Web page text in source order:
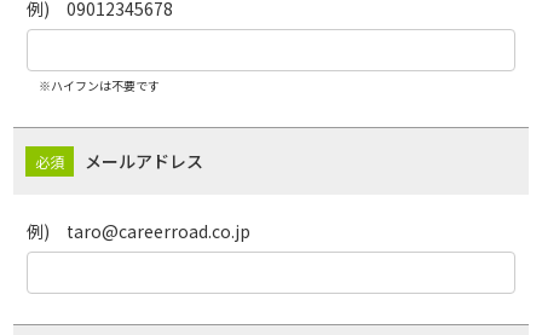
例) 09012345678
※ハイフンは不要です
メールアドレス
例) taro@careerroad.co.jp